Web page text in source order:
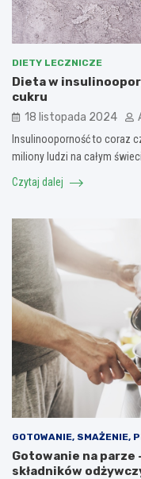
DIETY LECZNICZE
Dieta w
cukru
18 listopada 2024
Insulinooporność to coraz
miliony ludzi na całym
Czytaj dalej
GOTOWANIE, SMAŻENIE,
Gotowanie na parze
składników